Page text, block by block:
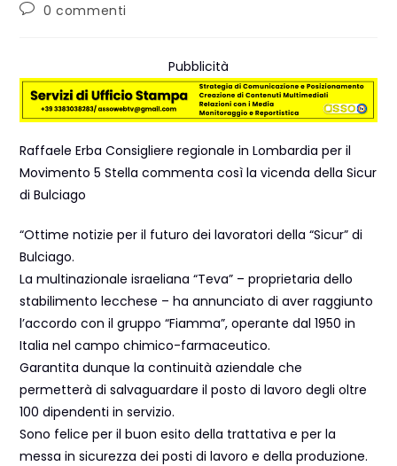
0 commenti
Pubblicità
Raffaele Erba Consigliere regionale in Lombardia per il
Movimento 5 Stella commenta così la vicenda della Sicur
di Bulciago
“Ottime notizie per il futuro dei lavoratori della “Sicur” di
Bulciago.
La multinazionale israeliana “Teva” – proprietaria dello
stabilimento lecchese – ha annunciato di aver raggiunto
l’accordo con il gruppo “Fiamma”, operante dal 1950 in
Italia nel campo chimico-farmaceutico.
Garantita dunque la continuità aziendale che
permetterà di salvaguardare il posto di lavoro degli oltre
100 dipendenti in servizio.
Sono felice per il buon esito della trattativa e per la
messa in sicurezza dei posti di lavoro e della produzione.